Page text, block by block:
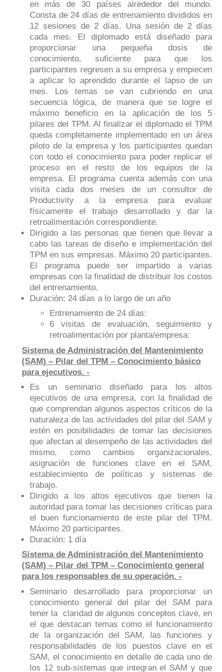
en más de 30 países alrededor del mundo.
Consta de 24 días de entrenamiento divididos en
12 sesiones de 2 días. Una sesión de 2 días
cada mes. El diplomado está diseñado para
proporcionar una pequeña dosis de
conocimiento, suficiente para que los
participantes regresen a su empresa y empiecen
a aplicar lo aprendido durante el lapso de un
mes. Los temas se van cubriendo en una
secuencia lógica, de manera que se logre el
máximo beneficio en la aplicación de los 5
pilares del TPM. Al finalizar el diplomado el TPM
queda completamente implementado en un área
piloto de la empresa y los participantes quedan
con todo el conocimiento para poder replicar el
proceso en el resto de los equipos de la
empresa. El programa cuenta además con una
visita cada dos meses de un consultor de
Productivity a la empresa para evaluar
físicamente el trabajo desarrollado y dar la
retroalimentación correspondiente.
Dirigido a las personas que tienen que llevar a
cabo las tareas de diseño e implementación del
TPM en sus empresas. Máximo 20 participantes.
El programa puede ser impartido a varias
empresas con la finalidad de distribuir los costos
del entrenamiento.
Duración: 24 días a lo largo de un año
Entrenamiento de 24 días:
6 visitas de evaluación, seguimiento y
retroalimentación por planta/empresa:
Sistema de Administración del Mantenimiento
(SAM) – Pilar del TPM – Conocimiento básico
para ejecutivos. -
Es un seminario diseñado para los altos
ejecutivos de una empresa, con la finalidad de
que comprendan algunos aspectos críticos de la
naturaleza de las actividades del pilar del SAM y
estén en posibilidades de tomar las decisiones
que afectan al desempeño de las actividades del
mismo, como cambios organizacionales,
asignación de funciones clave en el SAM,
establecimiento de políticas y sistemas de
trabajo.
Dirigido a los altos ejecutivos que tienen la
autoridad para tomar las decisiones críticas para
el buen funcionamiento de este pilar del TPM.
Máximo 20 participantes.
Duración: 1 día
Sistema de Administración del Mantenimiento
(SAM) – Pilar del TPM – Conocimiento general
para los responsables de su operación. -
Seminario desarrollado para proporcionar un
conocimiento general del pilar del SAM para
tener la claridad de algunos conceptos clave, en
el que destacan temas como el funcionamiento
de la organización del SAM, las funciones y
responsabilidades de los puestos clave en el
SAM, el conocimiento en detalle de cada uno de
los 12 sub-sistemas que integran el SAM y que